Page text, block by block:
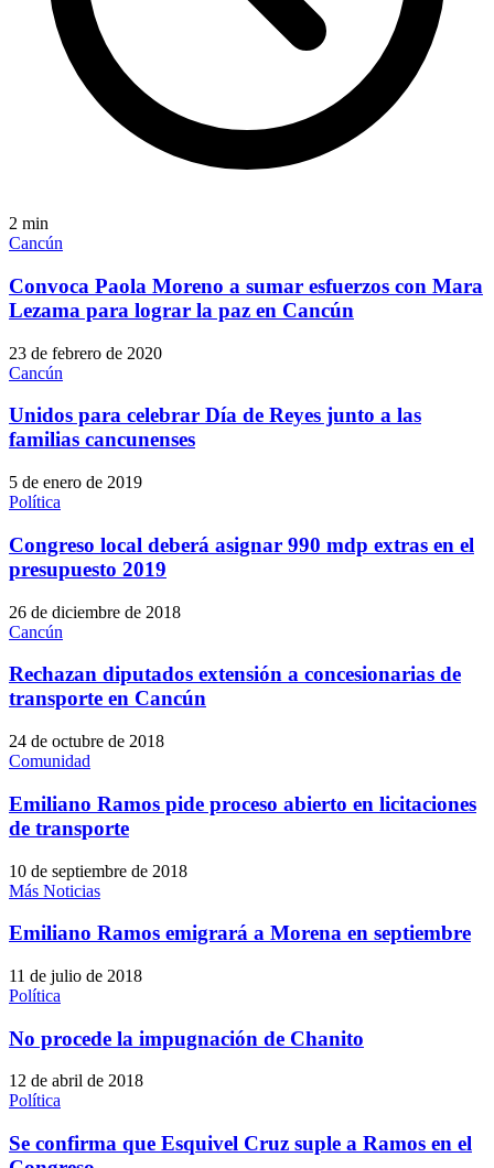
2 min
Cancún
Convoca Paola Moreno a sumar esfuerzos con Mara
Lezama para lograr la paz en Cancún
23 de febrero de 2020
Cancún
Unidos para celebrar Día de Reyes junto a las
familias cancunenses
5 de enero de 2019
Política
Congreso local deberá asignar 990 mdp extras en el
presupuesto 2019
26 de diciembre de 2018
Cancún
Rechazan diputados extensión a concesionarias de
transporte en Cancún
24 de octubre de 2018
Comunidad
Emiliano Ramos pide proceso abierto en licitaciones
de transporte
10 de septiembre de 2018
Más Noticias
Emiliano Ramos emigrará a Morena en septiembre
11 de julio de 2018
Política
No procede la impugnación de Chanito
12 de abril de 2018
Política
Se confirma que Esquivel Cruz suple a Ramos en el